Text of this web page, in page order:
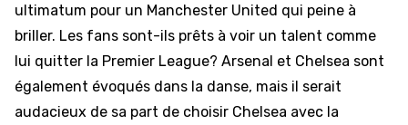
ultimatum pour un Manchester United qui peine à
briller. Les fans sont-ils prêts à voir un talent comme
lui quitter la Premier League? Arsenal et Chelsea sont
également évoqués dans la danse, mais il serait
audacieux de sa part de choisir Chelsea avec la